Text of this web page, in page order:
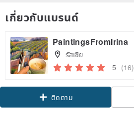
เกี่ยวกับแบรนด์
PaintingsFromIrina
รัสเซีย
5 (16)
ติดตาม